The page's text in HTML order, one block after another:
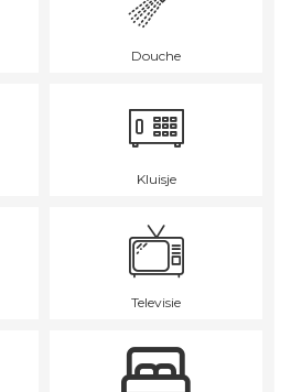
Douche
Kluisje
Televisie